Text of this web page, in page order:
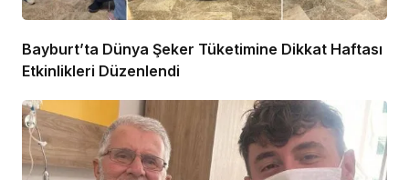
Bayburt’ta Dünya Şeker Tüketimine Dikkat Haftası
Etkinlikleri Düzenlendi